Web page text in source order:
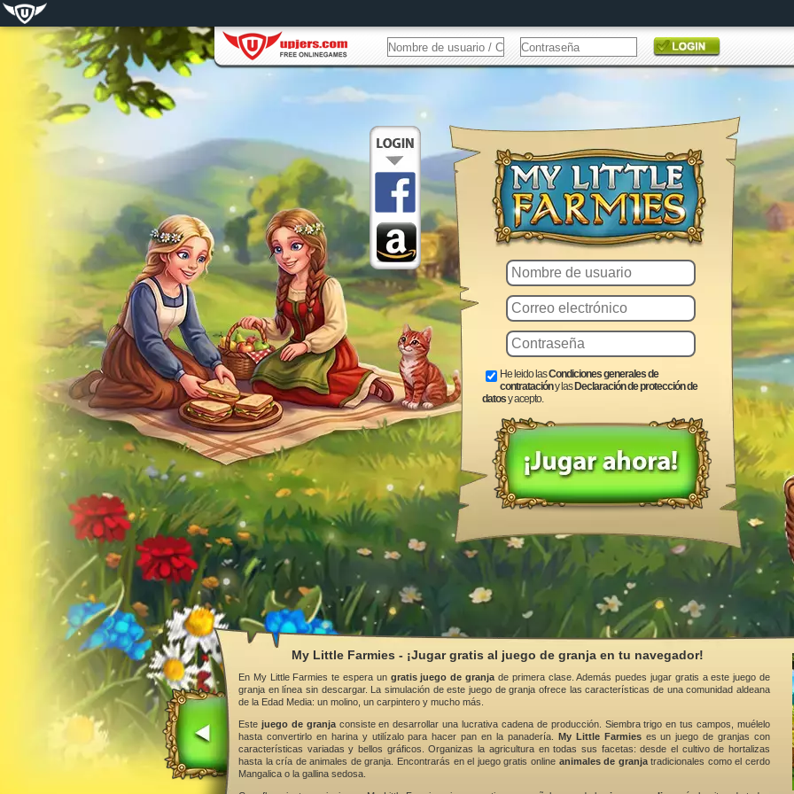
He leido lasCondiciones generales de
contratacióny las Declaración de protección de
datosy acepto.
My Little Farmies - ¡Jugar gratis al juego de granja en tu navegador!
En My Little Farmies te espera un gratis juego de granja de primera clase. Además puedes jugar gratis a este juego de
granja en línea sin descargar. La simulación de este juego de granja ofrece las características de una comunidad aldeana
de la Edad Media: un molino, un carpintero y mucho más.
Este juego de granjaconsiste en desarrollar una lucrativa cadena de producción. Siembra trigo en tus campos, muélelo
hasta convertirlo en harina y utilízalo para hacer pan en la panadería. My Little Farmieses un juego de granjas con
características variadas y bellos gráficos. Organizas la agricultura en todas sus facetas: desde el cultivo de hortalizas
hasta la cría de animales de granja. Encontrarás en el juego gratis online animales de granjatradicionales como el cerdo
Mangalica o la gallina sedosa.